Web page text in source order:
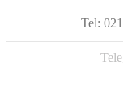
Tel: